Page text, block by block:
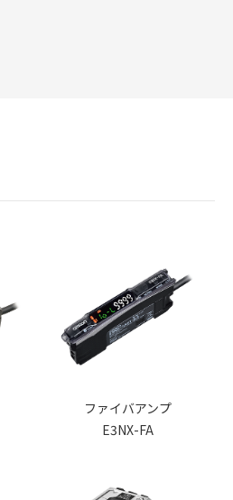
ファイバアンプ
E3NX-FA